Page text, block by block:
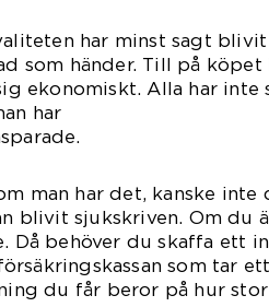
har minst sagt
som händer. Till på köpet
ekonomiskt. Alla har
har
man har det, kanske
blivit sjukskriven. Om du
Då behöver du skaffa ett
som tar
du får beror på hur